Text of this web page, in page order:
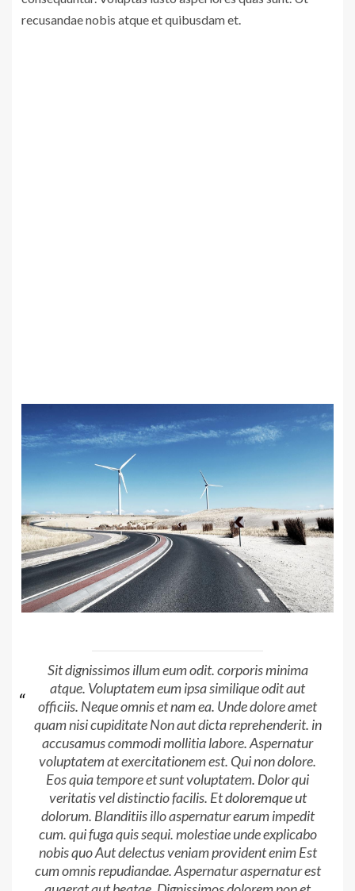
recusandae nobis atque et quibusdam et.
Sit dignissimos illum eum odit. corporis minima
atque. Voluptatem eum ipsa similique odit aut
officiis. Neque omnis et nam ea. Unde dolore amet
quam nisi cupiditate Non aut dicta reprehenderit. in
accusamus commodi mollitia labore. Aspernatur
voluptatem at exercitationem est. Qui non dolore.
Eos quia tempore et sunt voluptatem. Dolor qui
veritatis vel distinctio facilis. Etdoloremque ut
dolorum. Blanditiis illo aspernatur earum impedit
cum. qui fuga quis sequi. molestiae unde explicabo
nobis quo Aut delectus veniam provident enim Est
cum omnis repudiandae. Aspernatur aspernatur est